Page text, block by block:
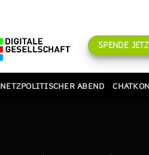
SPENDE
NETZPOLITISCHER ABEND